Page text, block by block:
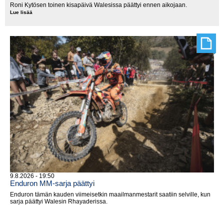
Roni Kytösen toinen kisapäivä Walesissa päättyi ennen aikojaan.
Lue lisää
9.8.2026 - 19:50
Enduron MM-sarja päättyi
Enduron tämän kauden viimeisetkin maailmanmestarit saatiin selville, kun
sarja päättyi Walesin Rhayaderissa.